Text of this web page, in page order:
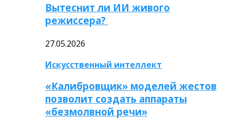
Вытеснит ли ИИ живого
режиссера?
27.05.2026
Искусственный интеллект
«Калибровщик» моделей жестов
позволит создать аппараты
«безмолвной речи»